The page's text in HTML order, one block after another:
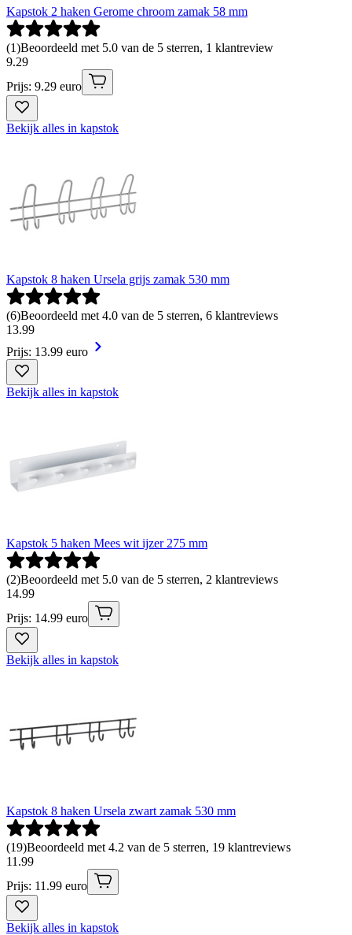
Kapstok 2 haken Gerome chroom zamak 58 mm
(1)Beoordeeld met 5.0 van de 5 sterren, 1 klantreview
9.29
Prijs: 9.29 euro
Bekijk alles in kapstok
Kapstok 8 haken Ursela grijs zamak 530 mm
(6)Beoordeeld met 4.0 van de 5 sterren, 6 klantreviews
13.99
Prijs: 13.99 euro
Bekijk alles in kapstok
Kapstok 5 haken Mees wit ijzer 275 mm
(2)Beoordeeld met 5.0 van de 5 sterren, 2 klantreviews
14.99
Prijs: 14.99 euro
Bekijk alles in kapstok
Kapstok 8 haken Ursela zwart zamak 530 mm
(19)Beoordeeld met 4.2 van de 5 sterren, 19 klantreviews
11 .99
Prijs: 11.99 euro
Bekijk alles in kapstok